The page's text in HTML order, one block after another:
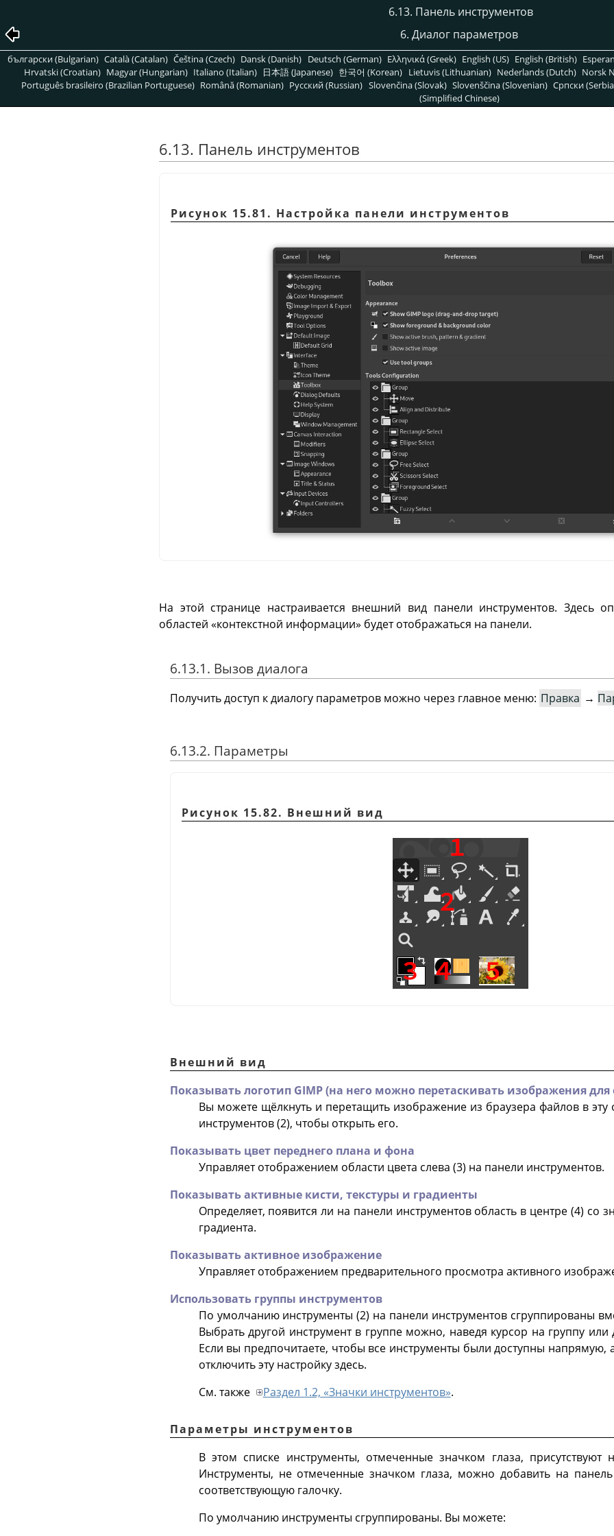
6.13. Панель инструментов
6. Диалог параметров
български (Bulgarian) Català (Catalan) Čeština (Czech) Dansk (Danish) Deutsch (German) Ελληνικά (Greek) English (US) English (British)
Hrvatski (Croatian) Magyar (Hungarian) Italiano (Italian) 日本語 (Japanese) 한국어 (Korean) Lietuvis (Lithuanian) Nederlands (Dutch) Norsk
Português brasileiro (Brazilian Portuguese) Română (Romanian) Pусский (Russian) Slovenčina (Slovak) Slovenščina (Slovenian) Српски
(Simplified Chinese)
6.13. Панель инструментов
Рисунок 15.81. Настройка панели инструментов
На этой странице настраивается внешний вид панели инструментов. Здесь
областей «контекстной информации» будет отображаться на панели.
6.13.1. Вызов диалога
Получить доступ к диалогу параметров можно через главное меню: Правка →
6.13.2. Параметры
Рисунок 15.82. Внешний вид
Внешний вид
Показывать логотип GIMP (на него можно перетаскивать изображения
Вы можете щёлкнуть и перетащить изображение из браузера файлов в эту
инструментов (2), чтобы открыть его.
Показывать цвет переднего плана и фона
Управляет отображением области цвета слева (3) на панели инструментов.
Показывать активные кисти, текстуры и градиенты
Определяет, появится ли на панели инструментов область в центре (4) со
градиента.
Показывать активное изображение
Управляет отображением предварительного просмотра активного
Использовать группы инструментов
По умолчанию инструменты (2) на панели инструментов сгруппированы
Выбрать другой инструмент в группе можно, наведя курсор на группу
Если вы предпочитаете, чтобы все инструменты были доступны напрямую,
отключить эту настройку здесь.
См. также
Раздел 1.2, «Значки инструментов».
Параметры инструментов
В этом списке инструменты, отмеченные значком глаза, присутствуют
Инструменты, не отмеченные значком глаза, можно добавить на панель
соответствующую галочку.
По умолчанию инструменты сгруппированы. Вы можете: